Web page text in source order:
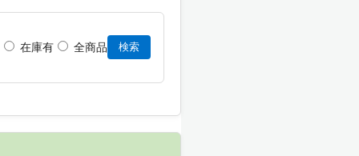
在庫有 全商品 検索